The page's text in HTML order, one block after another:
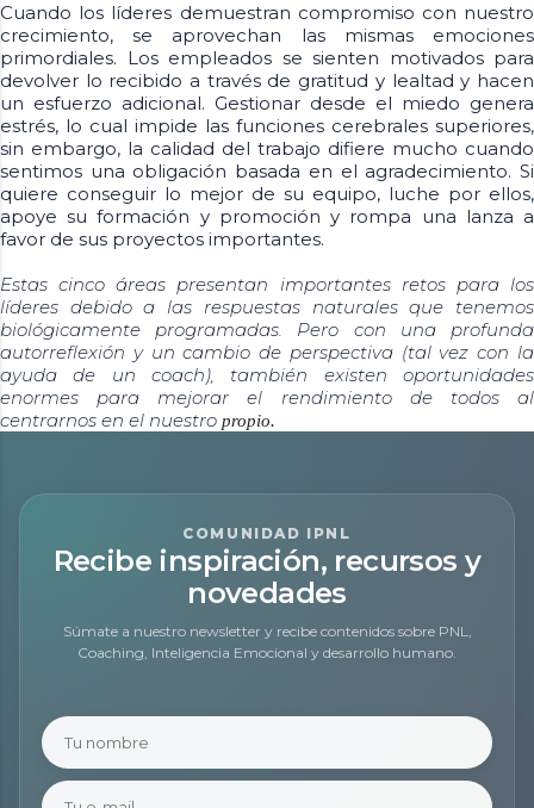
Cuando los líderes demuestran compromiso con nuestro
crecimiento, se aprovechan las mismas emociones
primordiales. Los empleados se sienten motivados para
devolver lo recibido a través de gratitud y lealtad y hacen
un esfuerzo adicional. Gestionar desde el miedo genera
estrés, lo cual impide las funciones cerebrales superiores,
sin embargo, la calidad del trabajo difiere mucho cuando
sentimos una obligación basada en el agradecimiento. Si
quiere conseguir lo mejor de su equipo, luche por ellos,
apoye su formación y promoción y rompa una lanza a
favor de sus proyectos importantes.
Estas cinco áreas presentan importantes retos para los
líderes debido a las respuestas naturales que tenemos
biológicamente programadas. Pero con una profunda
autorreflexión y un cambio de perspectiva (tal vez con la
ayuda de un coach), también existen oportunidades
enormes para mejorar el rendimiento de todos al
centrarnos en el nuestro propio.
COMUNIDAD IPNL
Recibe inspiración, recursos y
novedades
Súmate a nuestro newsletter y recibe contenidos sobre PNL,
Coaching, Inteligencia Emocional y desarrollo humano.